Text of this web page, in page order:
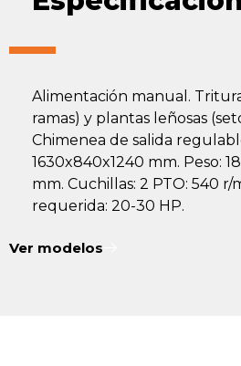
Alimentación manual.
ramas) y plantas leñosas
Chimenea de salida
1630x840x1240 mm. Peso:
mm. Cuchillas: 2 PTO: 540 r/
requerida: 20-30 HP.
Ver modelos